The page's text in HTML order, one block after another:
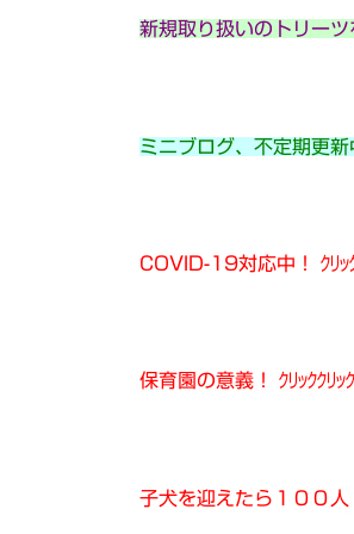
新規取り扱いのトリー
ミニブログ、不定期更
COVID-19対応中！ ｸﾘｯ
保育園の意義！ ｸﾘｯｸｸﾘｯｸ
子犬を迎えたら１００人